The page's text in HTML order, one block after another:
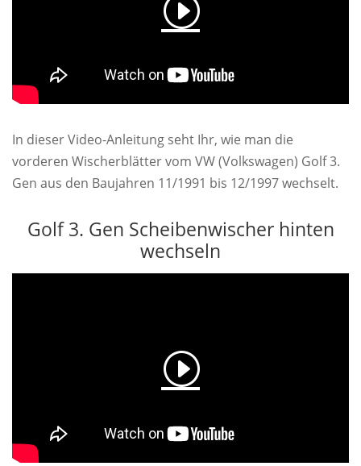
In dieser Video-Anleitung seht Ihr, wie man die
vorderen Wischerblätter vom VW (Volkswagen) Golf 3.
Gen aus den Baujahren 11/1991 bis 12/1997 wechselt.
Golf 3. Gen Scheibenwischer hinten
wechseln